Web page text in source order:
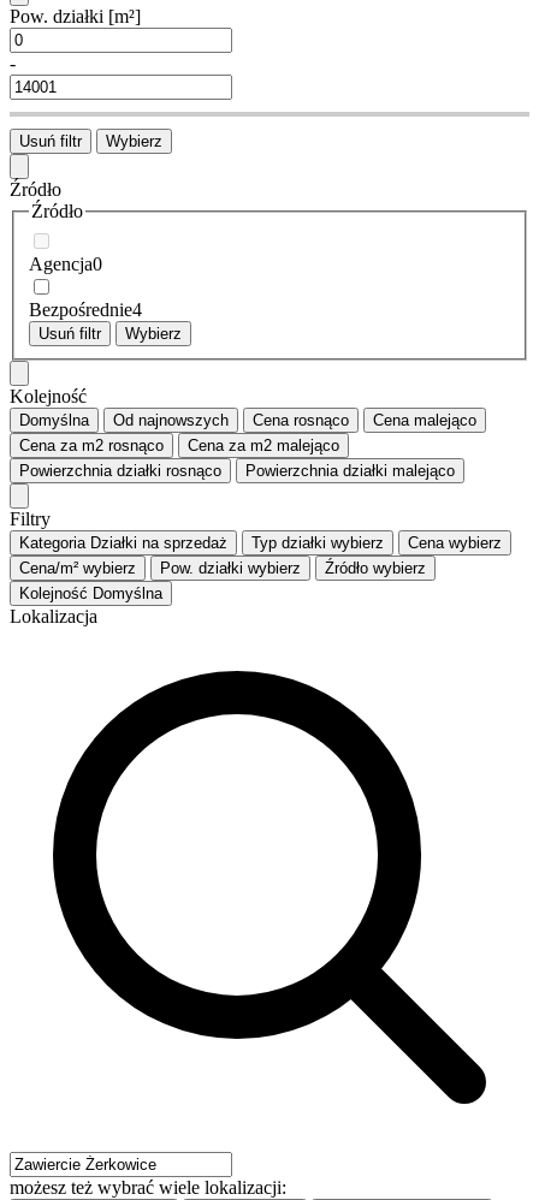
Pow. działki [m²]
-
Usuń filtr Wybierz
Źródło
Źródło
Agencja0
Bezpośrednie4
Usuń filtr Wybierz
Kolejność
Domyślna Od najnowszych Cena rosnąco Cena malejąco
Cena za m2 rosnąco Cena za m2 malejąco
Powierzchnia działki rosnąco Powierzchnia działki malejąco
Filtry
Kategoria Działki na sprzedaż Typ działki wybierz Cena wybierz
Cena/m² wybierz Pow. działki wybierz Źródło wybierz
Kolejność Domyślna
Lokalizacja
możesz też wybrać wiele lokalizacji: